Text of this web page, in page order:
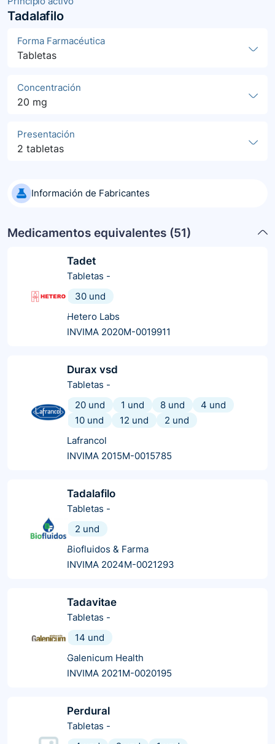
Tadalafilo
Forma Farmacéutica
Tabletas
Concentración
20 mg
Presentación
2 tabletas
Información de Fabricantes
Medicamentos equivalentes (51)
Tadet
Tabletas -
30 und
Hetero Labs
INVIMA 2020M-0019911
Durax vsd
Tabletas -
20 und
1 und 8 und
4 und
10 und
12 und
2 und
Lafrancol
INVIMA 2015M-0015785
Tadalafilo
Tabletas -
2 und
Biofluidos & Farma
INVIMA 2024M-0021293
Tadavitae
Tabletas -
14 und
Galenicum Health
INVIMA 2021M-0020195
Perdural
Tabletas -